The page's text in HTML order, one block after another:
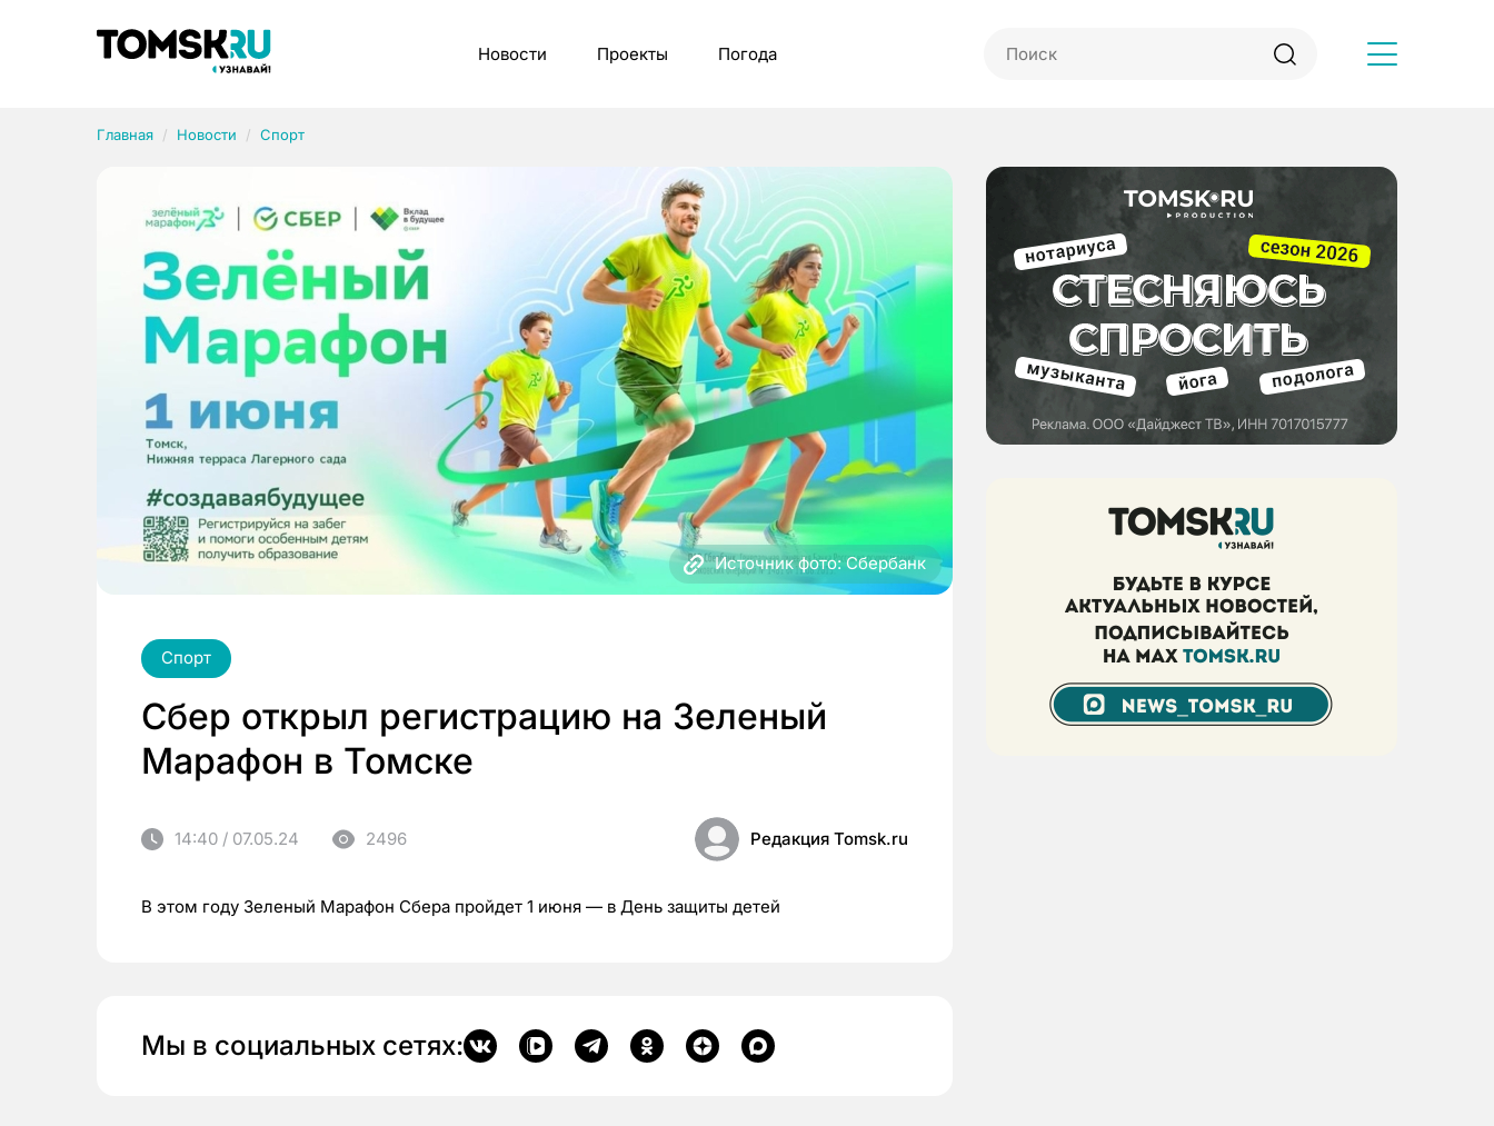
Новости Проекты Погода
Главная Новости Спорт
Источник фото: Сбербанк
Спорт
Сбер открыл регистрацию на Зеленый
Марафон в Томске
14:40 / 07.05.24 2496 Редакция Tomsk.ru
В этом году Зеленый Марафон Сбера пройдет 1 июня — в День защиты детей
Мы в социальных сетях:
Рубрики